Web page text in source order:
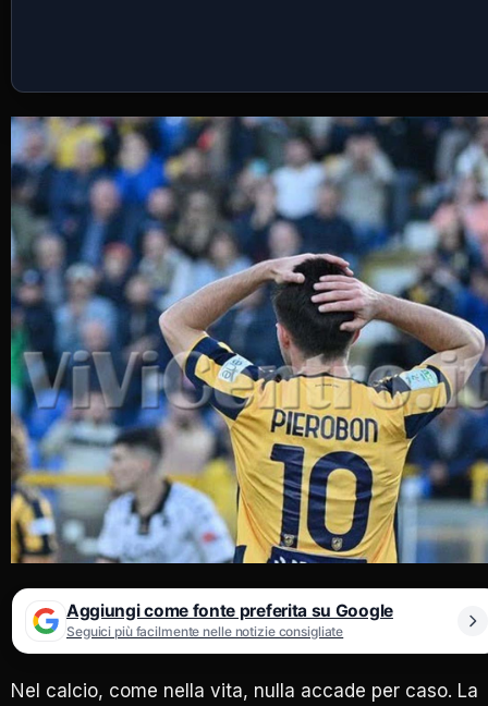
Aggiungi come fonte preferita su Google
Seguici più facilmente nelle notizie consigliate
Nel calcio, come nella vita, nulla accade per caso. La